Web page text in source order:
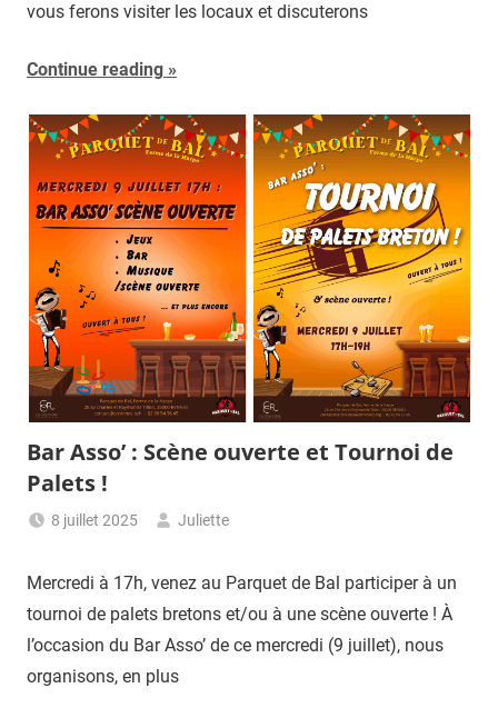
vous ferons visiter les locaux et discuterons
Continue reading
Bar Asso’ : Scène ouverte et Tournoi de
Palets !
8 juillet 2025 Juliette
Mercredi à 17h, venez au Parquet de Bal participer à un
tournoi de palets bretons et/ou à une scène ouverte ! À
l’occasion du Bar Asso’ de ce mercredi (9 juillet), nous
organisons, en plus